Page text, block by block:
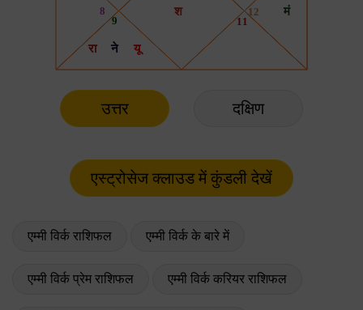
उत्तर दक्षिण
एम्मी विर्क राशिफल एम्मी विर्क के बारे में
एम्मी विर्क प्रेम राशिफल एम्मी विर्क करियर राशिफल